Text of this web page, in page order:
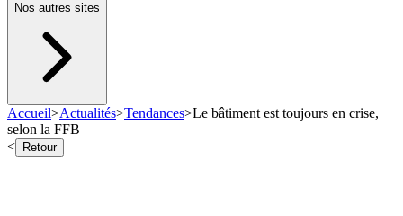
Nos autres sites
Accueil>Actualités>Tendances>Le bâtiment est toujours en crise,
selon la FFB
<
Retour